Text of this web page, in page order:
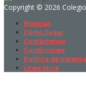
Copyright © 2026
Noticias
Cómo llegar
Contáctenos
Condiciones
Política de
Línea ética